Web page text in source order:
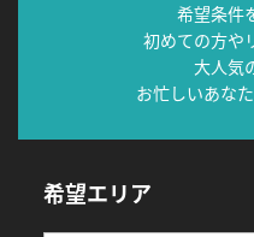
希望条件
初めての方や
大人気
お忙しいあな
希望エリア